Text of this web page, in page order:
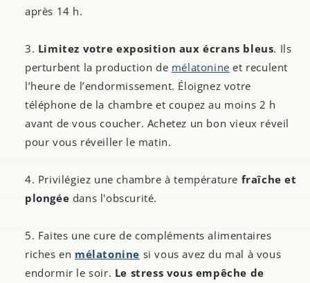
après 14 h.
Limitez votre exposition aux écrans bleus. Ils
perturbent la production de mélatonine et reculent
l’heure de l’endormissement. Éloignez votre
téléphone de la chambre et coupez au moins 2 h
avant de vous coucher. Achetez un bon vieux réveil
pour vous réveiller le matin.
Privilégiez une chambre à température fraîche et
plongée dans l'obscurité.
Faites une cure de compléments alimentaires
riches en mélatonine si vous avez du mal à vous
endormir le soir. Le stress vous empêche de